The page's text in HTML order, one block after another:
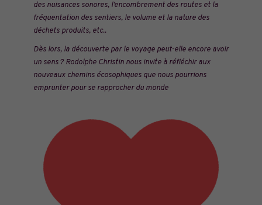
des nuisances sonores, l’encombrement des routes et la
fréquentation des sentiers, le volume et la nature des
déchets produits, etc..
Dès lors, la découverte par le voyage peut-elle encore avoir
un sens ? Rodolphe Christin nous invite à réfléchir aux
nouveaux chemins écosophiques que nous pourrions
emprunter pour se rapprocher du monde